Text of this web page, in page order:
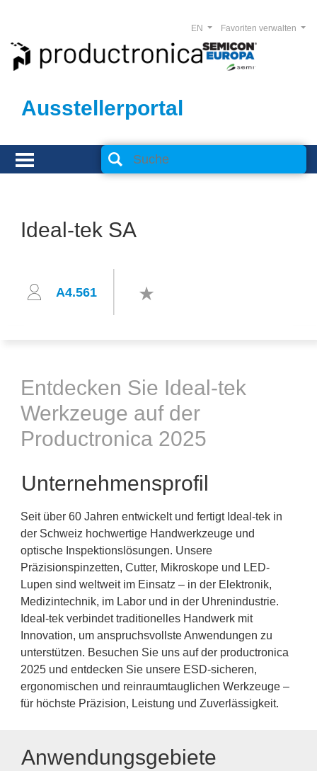
Ausstellerportal
Favoriten verwalten
EN
Ideal-tek SA
A4.561
Entdecken Sie Ideal-tek
Werkzeuge auf der
Productronica 2025
Unternehmensprofil
Seit über 60 Jahren entwickelt und fertigt Ideal-tek in
der Schweiz hochwertige Handwerkzeuge und
optische Inspektionslösungen. Unsere
Präzisionspinzetten, Cutter, Mikroskope und LED-
Lupen sind weltweit im Einsatz – in der Elektronik,
Medizintechnik, im Labor und in der Uhrenindustrie.
Ideal-tek verbindet traditionelles Handwerk mit
Innovation, um anspruchsvollste Anwendungen zu
unterstützen. Besuchen Sie uns auf der productronica
2025 und entdecken Sie unsere ESD-sicheren,
ergonomischen und reinraumtauglichen Werkzeuge –
für höchste Präzision, Leistung und Zuverlässigkeit.
Anwendungsgebiete